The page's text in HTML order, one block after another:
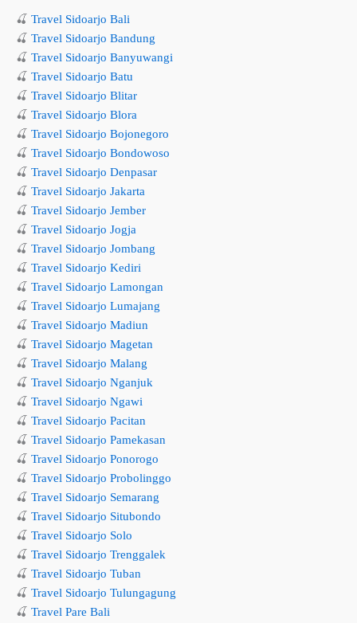
🍒 Travel Sidoarjo Bali
🍒 Travel Sidoarjo Bandung
🍒 Travel Sidoarjo Banyuwangi
🍒 Travel Sidoarjo Batu
🍒 Travel Sidoarjo Blitar
🍒 Travel Sidoarjo Blora
🍒 Travel Sidoarjo Bojonegoro
🍒 Travel Sidoarjo Bondowoso
🍒 Travel Sidoarjo Denpasar
🍒 Travel Sidoarjo Jakarta
🍒 Travel Sidoarjo Jember
🍒 Travel Sidoarjo Jogja
🍒 Travel Sidoarjo Jombang
🍒 Travel Sidoarjo Kediri
🍒 Travel Sidoarjo Lamongan
🍒 Travel Sidoarjo Lumajang
🍒 Travel Sidoarjo Madiun
🍒 Travel Sidoarjo Magetan
🍒 Travel Sidoarjo Malang
🍒 Travel Sidoarjo Nganjuk
🍒 Travel Sidoarjo Ngawi
🍒 Travel Sidoarjo Pacitan
🍒 Travel Sidoarjo Pamekasan
🍒 Travel Sidoarjo Ponorogo
🍒 Travel Sidoarjo Probolinggo
🍒 Travel Sidoarjo Semarang
🍒 Travel Sidoarjo Situbondo
🍒 Travel Sidoarjo Solo
🍒 Travel Sidoarjo Trenggalek
🍒 Travel Sidoarjo Tuban
🍒 Travel Sidoarjo Tulungagung
🍒 Travel Pare Bali